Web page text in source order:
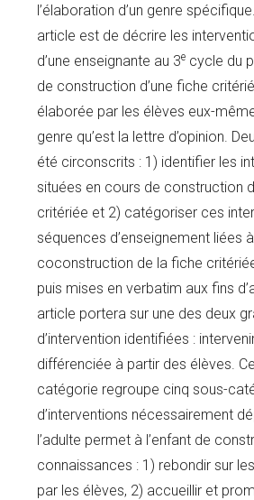
l’élaboration d’un genre
article est de décrire les
d’une enseignante au 3e cycle du
de construction d’une fiche
élaborée par les élèves eux-
genre qu’est la lettre d’opinion.
été circonscrits : 1) identifier les
situées en cours de construction
critériée et 2) catégoriser ces
séquences d’enseignement liées
coconstruction de la fiche
puis mises en verbatim aux fins
article portera sur une des deux
d’intervention identifiées :
différenciée à partir des élèves.
catégorie regroupe cinq sous-
d’interventions nécessairement
l’adulte permet à l’enfant de
connaissances : 1) rebondir sur
par les élèves, 2) accueillir et